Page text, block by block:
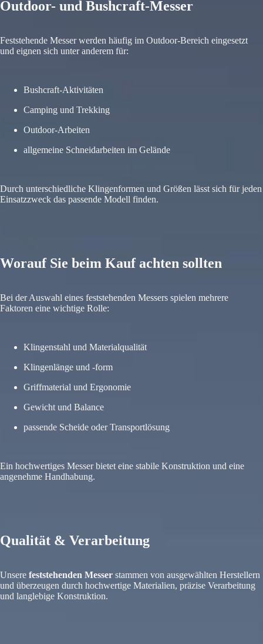
Outdoor- und Bushcraft-Messer
Feststehende Messer werden häufig im Outdoor-Bereich eingesetzt
und eignen sich unter anderem für:
Bushcraft-Aktivitäten
Camping und Trekking
Outdoor-Arbeiten
allgemeine Schneidarbeiten im Gelände
Durch unterschiedliche Klingenformen und Größen lässt sich für jeden
Einsatzzweck das passende Modell finden.
Worauf Sie beim Kauf achten sollten
Bei der Auswahl eines feststehenden Messers spielen mehrere
Faktoren eine wichtige Rolle:
Klingenstahl und Materialqualität
Klingenlänge und -form
Griffmaterial und Ergonomie
Gewicht und Balance
passende Scheide oder Transportlösung
Ein hochwertiges Messer bietet eine stabile Konstruktion und eine
angenehme Handhabung.
Qualität & Verarbeitung
Unsere feststehenden Messer stammen von ausgewählten Herstellern
und überzeugen durch hochwertige Materialien, präzise Verarbeitung
und langlebige Konstruktion.